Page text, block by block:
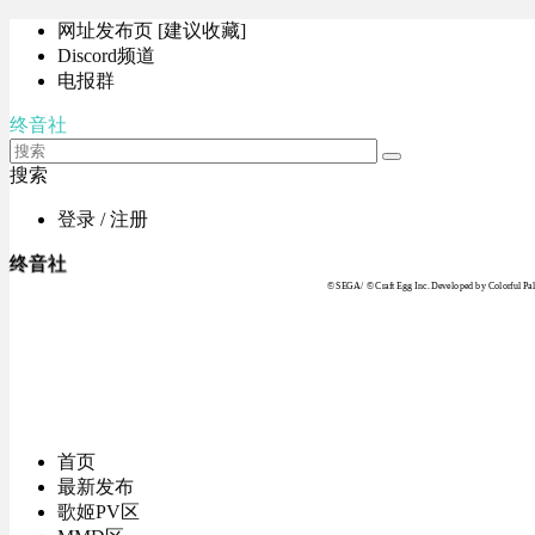
网址发布页 [建议收藏]
Discord频道
电报群
终音社
搜索
登录 / 注册
终音社
© SEGA / © Craft Egg Inc. Developed by Colorful
首页
最新发布
歌姬PV区